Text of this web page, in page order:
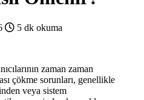
5 dk okuma
zaman zaman
çökme sorunları, genellikle
veya sistem